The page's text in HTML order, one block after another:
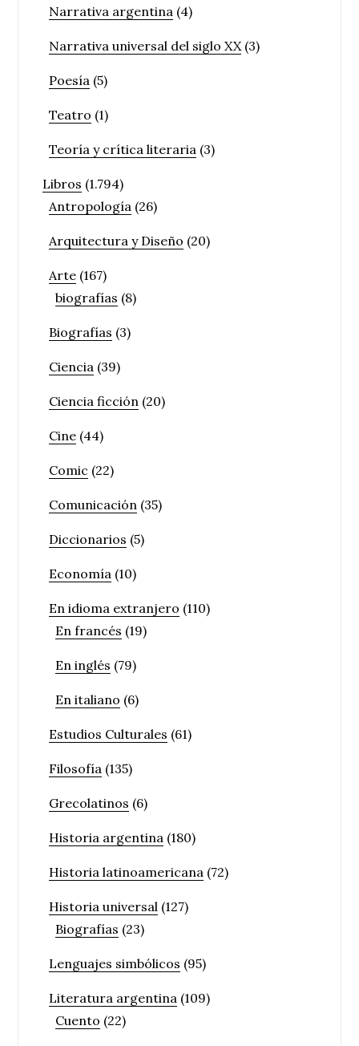
Narrativa argentina (4)
Narrativa universal del siglo XX(3)
Poesía (5)
Teatro (1)
Teoría y crítica literaria (3)
Libros (1.794)
Antropología (26)
Arquitectura y Diseño (20)
Arte (167)
biografías (8)
Biografías (3)
Ciencia (39)
Ciencia ficción (20)
Cine (44)
Comic (22)
Comunicación (35)
Diccionarios (5)
Economía (10)
En idioma extranjero (110)
En francés (19)
En inglés (79)
En italiano (6)
Estudios Culturales (61)
Filosofía (135)
Grecolatinos (6)
Historia argentina (180)
Historia latinoamericana (72)
Historia universal (127)
Biografías (23)
Lenguajes simbólicos (95)
Literatura argentina (109)
Cuento (22)